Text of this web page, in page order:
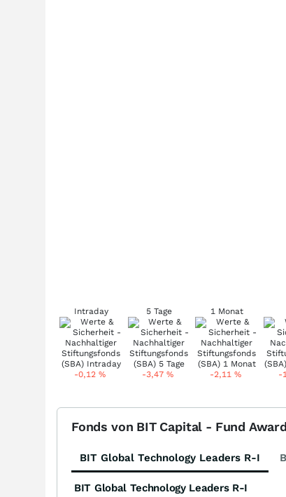
Intraday
-0,12 %
5 Tage
-3,47 %
1 Monat
-2,11 % -
Fonds von BIT Capital - Fund
BIT Global Technology Leaders R-I
BIT Global Technology Leaders R-I